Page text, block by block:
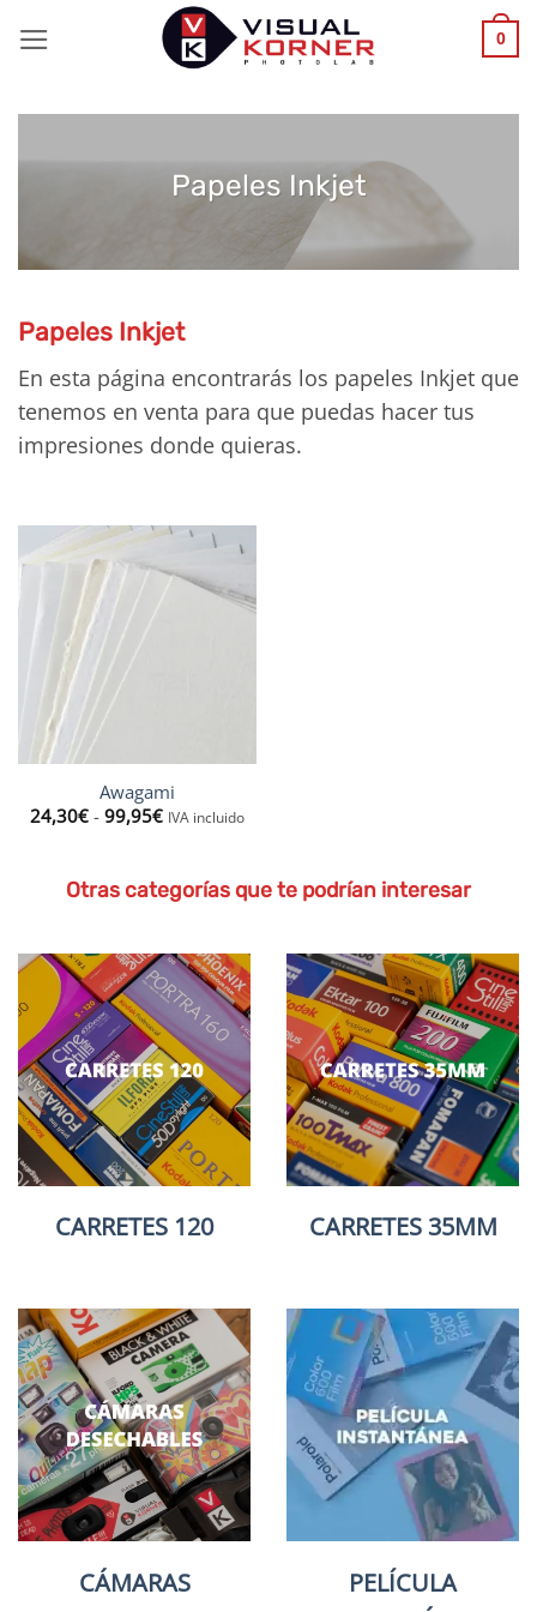
0
Papeles Inkjet
Papeles Inkjet
En esta página encontrarás los papeles Inkjet que
tenemos en venta para que puedas hacer tus
impresiones donde quieras.
Awagami
24,30€ - 99,95€Rango
24,30€
hasta
IVA incluido
Otras categorías que te podrían interesar
CARRETES 120 CARRETES 35MM
CÁMARAS
PELÍCULA